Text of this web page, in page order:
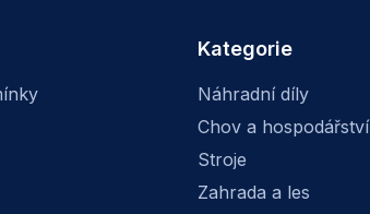
Kategorie
Náhradní díly
Chov a hospodářství
Stroje
Zahrada a les